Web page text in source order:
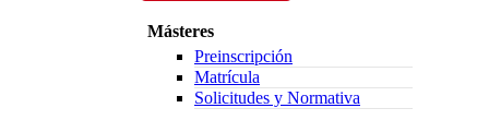
Másteres
Preinscripción
Matrícula
Solicitudes y Normativa